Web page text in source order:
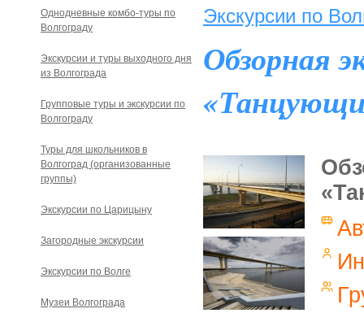
Экскурсии по
Обзорная
Однодневные комбо-туры по
Волгограду
Экскурсии и туры выходного дня
из Волгограда
Групповые туры и экскурсии по
Волгограду
Туры для школьников в
Волгоград (организованные
группы)
Экскурсии по Царицыну
Загородные экскурсии
Экскурсии по Волге
Музеи Волгограда